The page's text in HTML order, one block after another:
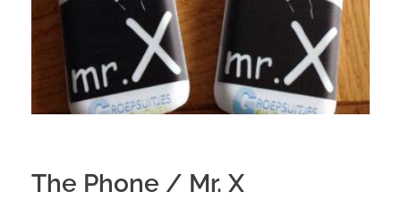
The Phone / Mr. X